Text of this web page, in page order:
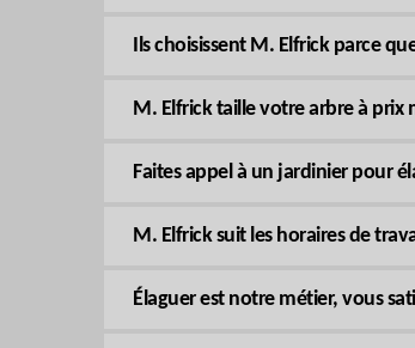
Ils choisissent M. Elfrick parce
M. Elfrick taille votre arbre à prix
Faites appel à un jardinier pour
M. Elfrick suit les horaires de
Élaguer est notre métier, vous